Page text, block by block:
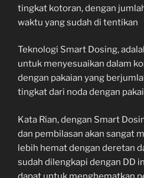
tingkat kotoran, dengan
waktu yang sudah di tentikan
Teknologi Smart Dosing,
untuk menyesuaikan dalam
dengan pakaian yang
tingkat dari noda dengan
Kata Rian, dengan Smart
dan pembilasan akan sangat
lebih hemat dengan deretan
sudah dilengkapi dengan DD